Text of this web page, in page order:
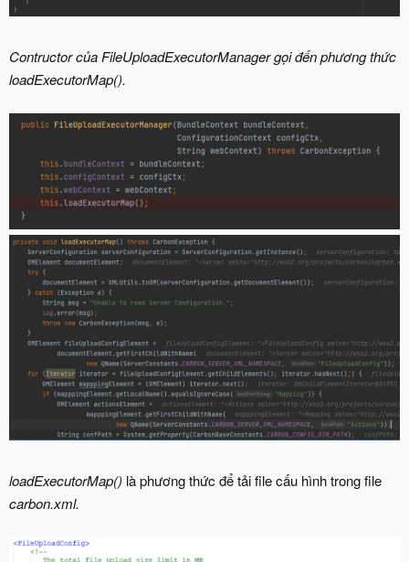
Contructor của FileUploadExecutorManager gọi đến phương thức
loadExecutorMap().
loadExecutorMap() là phương thức để tải file cấu hình trong file
carbon.xml.